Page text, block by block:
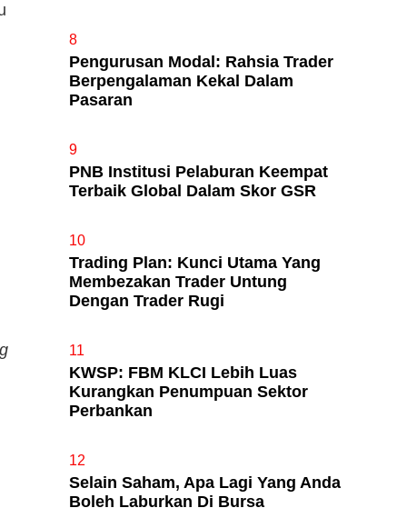
8
Pengurusan Modal: Rahsia Trader
Berpengalaman Kekal Dalam
Pasaran
9
PNB Institusi Pelaburan Keempat
Terbaik Global Dalam Skor GSR
10
Trading Plan: Kunci Utama Yang
Membezakan Trader Untung
Dengan Trader Rugi
11
KWSP: FBM KLCI Lebih Luas
Kurangkan Penumpuan Sektor
Perbankan
12
Selain Saham, Apa Lagi Yang Anda
Boleh Laburkan Di Bursa